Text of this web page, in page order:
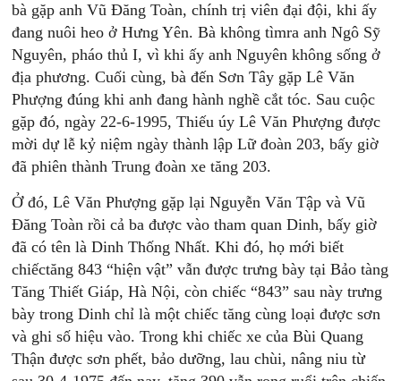
bà gặp anh Vũ Đăng Toàn, chính trị viên đại đội, khi ấy
đang nuôi heo ở Hưng Yên. Bà không tìmra anh Ngô Sỹ
Nguyên, pháo thủ I, vì khi ấy anh Nguyên không sống ở
địa phương. Cuối cùng, bà đến Sơn Tây gặp Lê Văn
Phượng đúng khi anh đang hành nghề cắt tóc. Sau cuộc
gặp đó, ngày 22-6-1995, Thiếu úy Lê Văn Phượng được
mời dự lễ kỷ niệm ngày thành lập Lữ đoàn 203, bấy giờ
đã phiên thành Trung đoàn xe tăng 203.
Ở đó, Lê Văn Phượng gặp lại Nguyễn Văn Tập và Vũ
Đăng Toàn rồi cả ba được vào tham quan Dinh, bấy giờ
đã có tên là Dinh Thống Nhất. Khi đó, họ mới biết
chiếctăng 843 “hiện vật” vẫn được trưng bày tại Bảo tàng
Tăng Thiết Giáp, Hà Nội, còn chiếc “843” sau này trưng
bày trong Dinh chỉ là một chiếc tăng cùng loại được sơn
và ghi số hiệu vào. Trong khi chiếc xe của Bùi Quang
Thận được sơn phết, bảo dưỡng, lau chùi, nâng niu từ